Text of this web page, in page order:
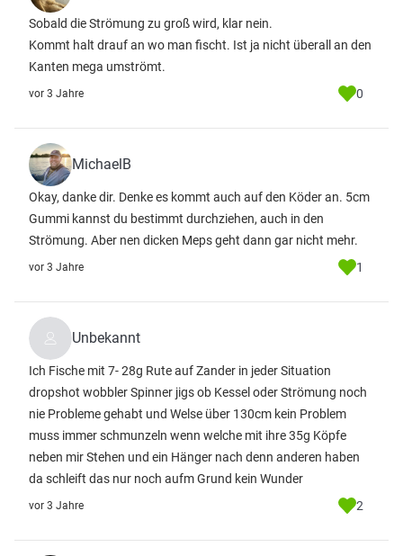
Sobald die Strömung zu groß wird, klar nein.
Kommt halt drauf an wo man fischt. Ist ja nicht überall an den
Kanten mega umströmt.
vor 3 Jahre 0
MichaelB
Okay, danke dir. Denke es kommt auch auf den Köder an. 5cm
Gummi kannst du bestimmt durchziehen, auch in den
Strömung. Aber nen dicken Meps geht dann gar nicht mehr.
vor 3 Jahre 1
Unbekannt
Ich Fische mit 7- 28g Rute auf Zander in jeder Situation
dropshot wobbler Spinner jigs ob Kessel oder Strömung noch
nie Probleme gehabt und Welse über 130cm kein Problem
muss immer schmunzeln wenn welche mit ihre 35g Köpfe
neben mir Stehen und ein Hänger nach denn anderen haben
da schleift das nur noch aufm Grund kein Wunder
vor 3 Jahre 2